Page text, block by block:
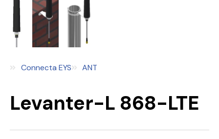
Connecta EYS ANT
Levanter-L 868-LTE